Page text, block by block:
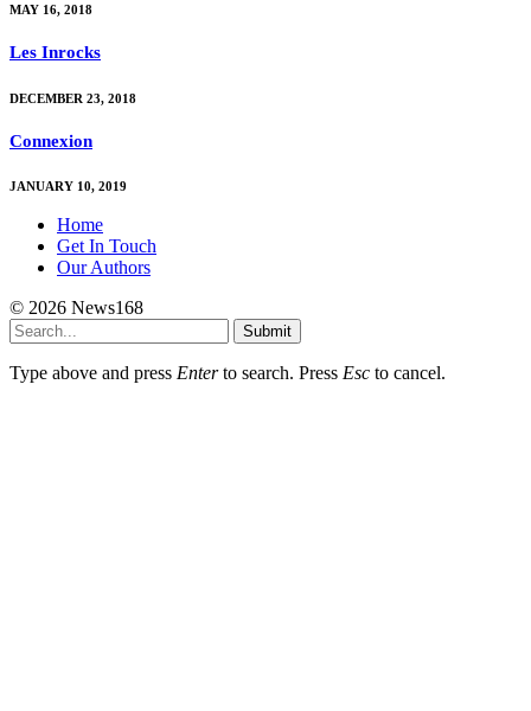
MAY 16, 2018
Les Inrocks
DECEMBER 23, 2018
Connexion
JANUARY 10, 2019
Home
Get In Touch
Our Authors
© 2026 News168
Submit
Type above and press Enterto search. Press Esc to cancel.